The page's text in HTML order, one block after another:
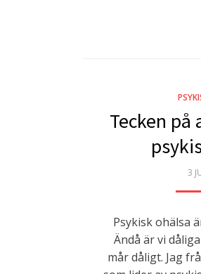
Tecken
3
Psykisk ohälsa
Ändå är vi
mår dåligt. Jag